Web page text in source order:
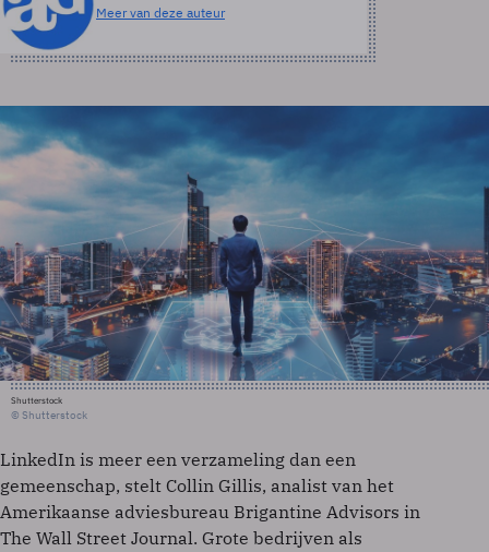
Meer van deze auteur
Shutterstock
© Shutterstock
LinkedIn is meer een verzameling dan een
gemeenschap, stelt Collin Gillis, analist van het
Amerikaanse adviesbureau Brigantine Advisors in
The Wall Street Journal. Grote bedrijven als